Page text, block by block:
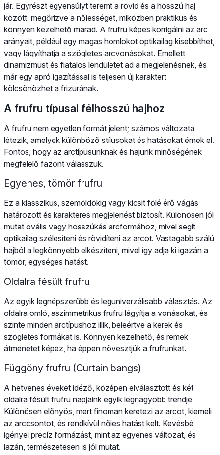
jár. Egyrészt egyensúlyt teremt a rövid és a hosszú haj
között, megőrizve a nőiességet, miközben praktikus és
könnyen kezelhető marad. A frufru képes korrigálni az arc
arányait, például egy magas homlokot optikailag kisebbíthet,
vagy lágyíthatja a szögletes arcvonásokat. Emellett
dinamizmust és fiatalos lendületet ad a megjelenésnek, és
már egy apró igazítással is teljesen új karaktert
kölcsönözhet a frizurának.
A frufru típusai félhosszú hajhoz
A frufru nem egyetlen formát jelent; számos változata
létezik, amelyek különböző stílusokat és hatásokat érnek el.
Fontos, hogy az arctípusunknak és hajunk minőségének
megfelelő fazont válasszuk.
Egyenes, tömör frufru
Ez a klasszikus, szemöldökig vagy kicsit fölé érő vágás
határozott és karakteres megjelenést biztosít. Különösen jól
mutat ovális vagy hosszúkás arcformához, mivel segít
optikailag szélesíteni és rövidíteni az arcot. Vastagabb szálú
hajból a legkönnyebb elkészíteni, mivel így adja ki igazán a
tömör, egységes hatást.
Oldalra fésült frufru
Az egyik legnépszerűbb és leguniverzálisabb választás. Az
oldalra omló, aszimmetrikus frufru lágyítja a vonásokat, és
szinte minden arctípushoz illik, beleértve a kerek és
szögletes formákat is. Könnyen kezelhető, és remek
átmenetet képez, ha éppen növesztjük a frufrunkat.
Függöny frufru (Curtain bangs)
A hetvenes éveket idéző, középen elválasztott és két
oldalra fésült frufru napjaink egyik legnagyobb trendje.
Különösen előnyös, mert finoman keretezi az arcot, kiemeli
az arccsontot, és rendkívül nőies hatást kelt. Kevésbé
igényel precíz formázást, mint az egyenes változat, és
lazán, természetesen is jól mutat.